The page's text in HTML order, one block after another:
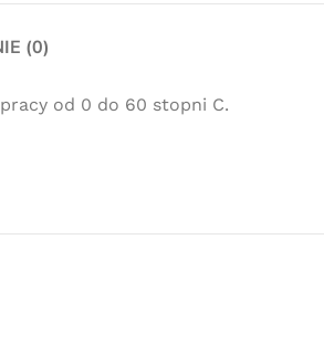
(0)
od 0 do 60 stopni C.
w